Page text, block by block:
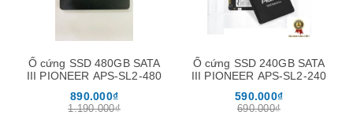
Ổ cứng SSD 480GB SATA
III PIONEER APS-SL2-480
890.000₫
1.190.000₫
Ổ cứng SSD 240GB SATA
III PIONEER APS-SL2-240
590.000₫
690.000₫